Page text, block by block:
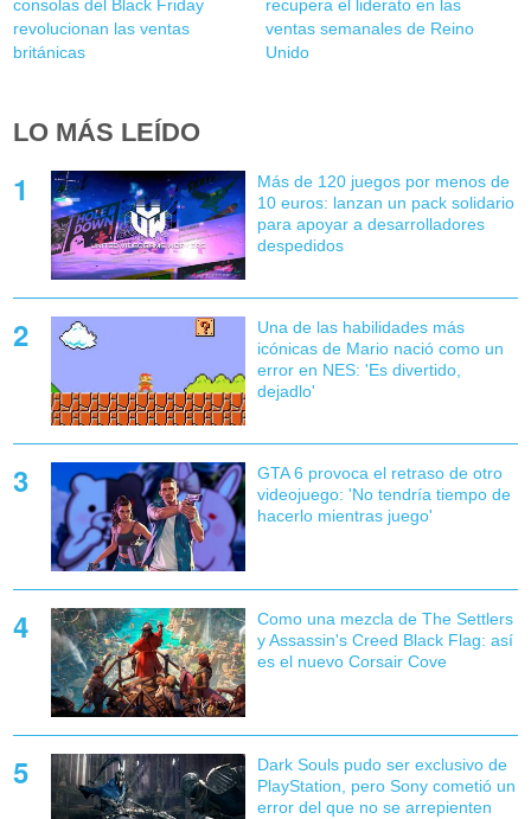
consolas del Black Friday
revolucionan las ventas
británicas
recupera el liderato en las
ventas semanales de Reino
Unido
LO MÁS LEÍDO
Más de 120 juegos por menos de
10 euros: lanzan un pack solidario
para apoyar a desarrolladores
despedidos
Una de las habilidades más
icónicas de Mario nació como un
error en NES: 'Es divertido,
dejadlo'
GTA 6 provoca el retraso de otro
videojuego: 'No tendría tiempo de
hacerlo mientras juego'
Como una mezcla de The Settlers
y Assassin's Creed Black Flag: así
es el nuevo Corsair Cove
Dark Souls pudo ser exclusivo de
PlayStation, pero Sony cometió un
error del que no se arrepienten